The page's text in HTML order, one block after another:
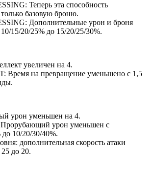
Теперь эта способность
базовую броню.
Дополнительные урон и броня
15/20/25% до 15/20/25/30%.
увеличен на 4.
Время на превращение уменьшено с 1,5
урон уменьшен на 4.
урон уменьшен с
до 10/20/30/40%.
дополнительная скорость атаки
до 20.